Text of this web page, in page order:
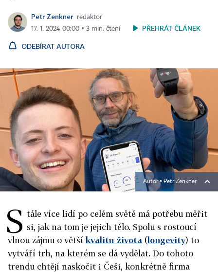
Petr Zenkner
redaktor
17. 1. 2024 00:00 ▪ 3 min. čtení
PŘEHRÁT ČLÁNEK
ODEBÍRAT AUTORA
Autor ▪ Petr Zenkner
S tále více lidí po celém světě má potřebu měřit
si, jak na tom je jejich tělo. Spolu s rostoucí
vlnou zájmu o většíkvalitu života (longevity) to
vytváří trh, na kterém se dá vydělat. Do tohoto
trendu chtějí naskočit i Češi, konkrétně firma